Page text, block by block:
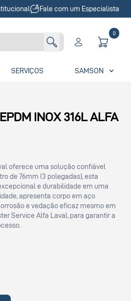
Fale com um Especialista
0
SERVIÇOS SAMSON
INOX 316L ALFA
oferece uma solução confiável
de 76mm (3 polegadas), esta
e durabilidade em uma
apresenta corpo em aço
e vedação eficaz mesmo em
Service Alfa Laval, para garantir a